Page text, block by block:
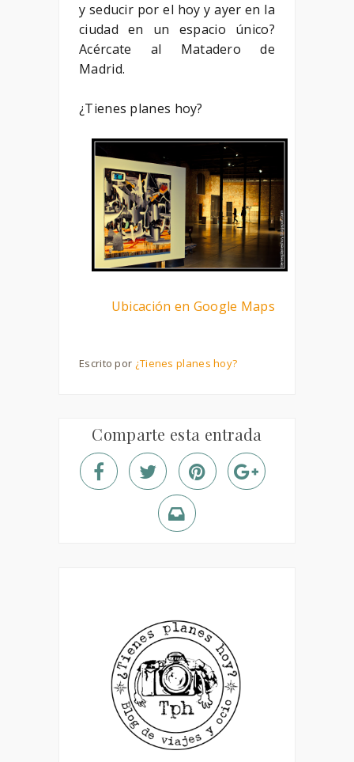
y seducir por el hoy y ayer en la
ciudad en un espacio único?
Acércate al Matadero de
Madrid.
¿Tienes planes hoy?
Ubicación en Google Maps
Escrito por ¿Tienes planes hoy?
Comparte esta entrada